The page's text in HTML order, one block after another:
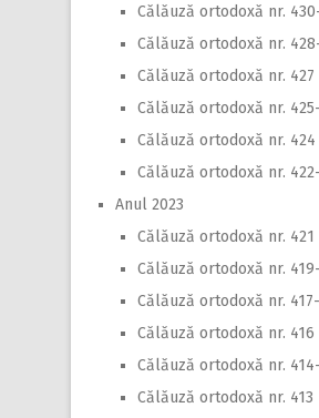
Călăuză ortodoxă nr.
Călăuză ortodoxă nr.
Călăuză ortodoxă nr. 427
Călăuză ortodoxă nr.
Călăuză ortodoxă nr. 424
Călăuză ortodoxă nr.
Anul 2023
Călăuză ortodoxă nr. 421
Călăuză ortodoxă nr.
Călăuză ortodoxă nr.
Călăuză ortodoxă nr. 416
Călăuză ortodoxă nr.
Călăuză ortodoxă nr. 413